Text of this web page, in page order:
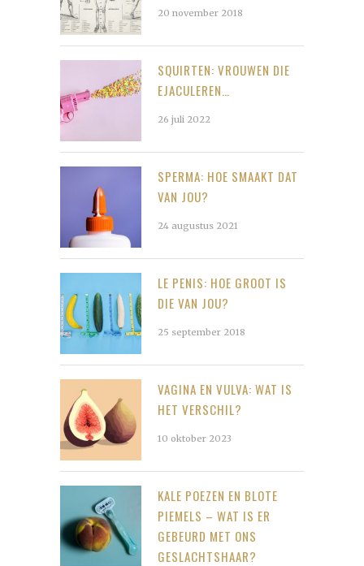
20 november 2018
SQUIRTEN: VROUWEN DIE
EJACULEREN…
26 juli 2022
SPERMA: HOE SMAAKT DAT
VAN JOU?
24 augustus 2021
LE PENIS: HOE GROOT IS
DIE VAN JOU?
25 september 2018
VAGINA EN VULVA: WAT IS
HET VERSCHIL?
10 oktober 2023
KALE POEZEN EN BLOTE
PIEMELS – WAT IS ER
GEBEURD MET ONS
GESLACHTSHAAR?